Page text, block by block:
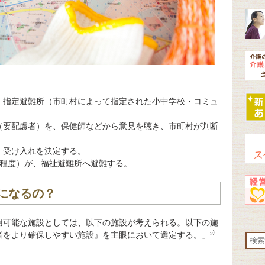
定避難所（市町村によって指定された小中学校・コミュ
配慮者）を、保健師などから意見を聴き、市町村が判断
け入れを決定する。
）が、福祉避難所へ避難する。
なるの？
能な施設としては、以下の施設が考えられる。以下の施
より確保しやすい施設』を主眼において選定する。」²⁾